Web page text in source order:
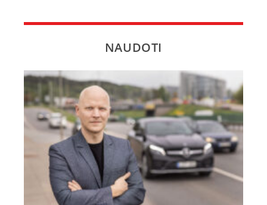
NAUDOTI